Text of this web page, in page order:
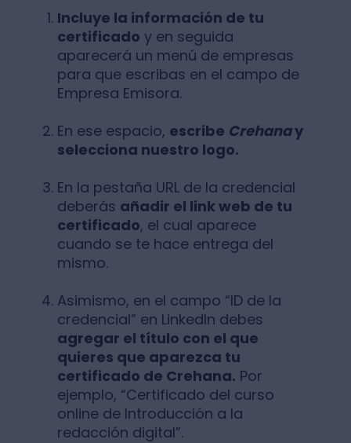
Incluye la información de tu
certificado y en seguida
aparecerá un menú de empresas
para que escribas en el campo de
Empresa Emisora.
En ese espacio, escribe Crehanay
selecciona nuestro logo.
En la pestaña URL de la credencial
deberás añadir el link web de tu
certificado, el cual aparece
cuando se te hace entrega del
mismo.
Asimismo, en el campo “ID de la
credencial” en LinkedIn debes
agregar el título con el que
quieres que aparezca tu
certificado de Crehana. Por
ejemplo, “Certificado del curso
online de Introducción a la
redacción digital”.